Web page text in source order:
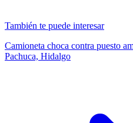
También te puede interesar
Camioneta choca contra puesto
Pachuca, Hidalgo